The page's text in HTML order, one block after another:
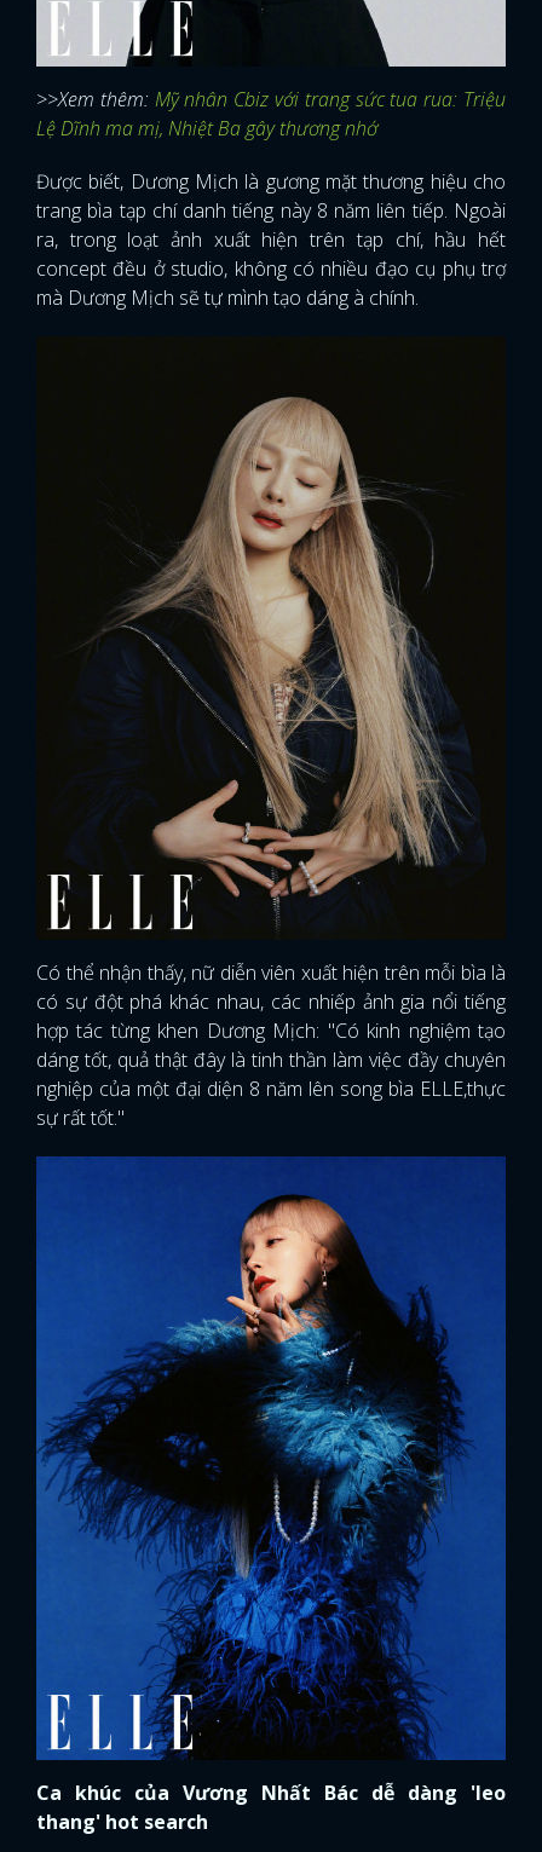
x
ĐĂNG NHẬP
>>Xem thêm: Mỹ nhân Cbiz với trang sức tua rua: Triệu
Lệ Dĩnh ma mị, Nhiệt Ba gây thương nhớ
Được biết, Dương Mịch là gương mặt thương hiệu cho
trang bìa tạp chí danh tiếng này 8 năm liên tiếp. Ngoài
ra, trong loạt ảnh xuất hiện trên tạp chí, hầu hết
concept đều ở studio, không có nhiều đạo cụ phụ trợ
mà Dương Mịch sẽ tự mình tạo dáng à chính.
Có thể nhận thấy, nữ diễn viên xuất hiện trên mỗi bìa là
có sự đột phá khác nhau, các nhiếp ảnh gia nổi tiếng
hợp tác từng khen Dương Mịch: "Có kinh nghiệm tạo
dáng tốt, quả thật đây là tinh thần làm việc đầy chuyên
nghiệp của một đại diện 8 năm lên song bìa ELLE,thực
sự rất tốt."
Ca khúc của Vương Nhất Bác dễ dàng 'leo
thang' hot search